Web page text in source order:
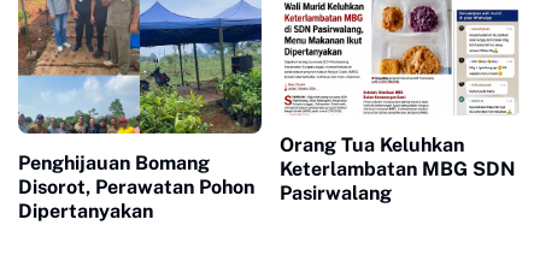
Penghijauan Bomang
Disorot, Perawatan Pohon
Dipertanyakan
Orang Tua Keluhkan
Keterlambatan MBG SDN
Pasirwalang